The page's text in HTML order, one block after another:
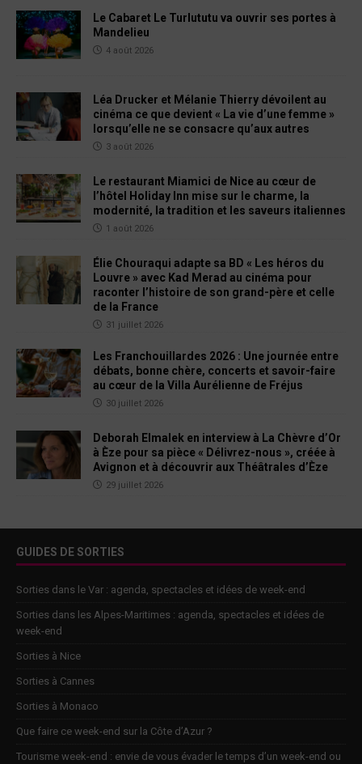
Le Cabaret Le Turlututu va ouvrir ses portes à
Mandelieu
4 août 2026
Léa Drucker et Mélanie Thierry dévoilent au
cinéma ce que devient « La vie d’une femme »
lorsqu’elle ne se consacre qu’aux autres
3 août 2026
Le restaurant Miamici de Nice au cœur de
l’hôtel Holiday Inn mise sur le charme, la
modernité, la tradition et les saveurs italiennes
1 août 2026
Élie Chouraqui adapte sa BD « Les héros du
Louvre » avec Kad Merad au cinéma pour
raconter l’histoire de son grand-père et celle
de la France
31 juillet 2026
Les Franchouillardes 2026 : Une journée entre
débats, bonne chère, concerts et savoir-faire
au cœur de la Villa Aurélienne de Fréjus
30 juillet 2026
Deborah Elmalek en interview à La Chèvre d’Or
à Èze pour sa pièce « Délivrez-nous », créée à
Avignon et à découvrir aux Théâtrales d’Èze
29 juillet 2026
GUIDES DE SORTIES
Sorties dans le Var : agenda, spectacles et idées de week-end
Sorties dans les Alpes-Maritimes : agenda, spectacles et idées de
week-end
Sorties à Nice
Sorties à Cannes
Sorties à Monaco
Que faire ce week-end sur la Côte d’Azur ?
Tourisme week-end : envie de vous évader le temps d’un week-end ou